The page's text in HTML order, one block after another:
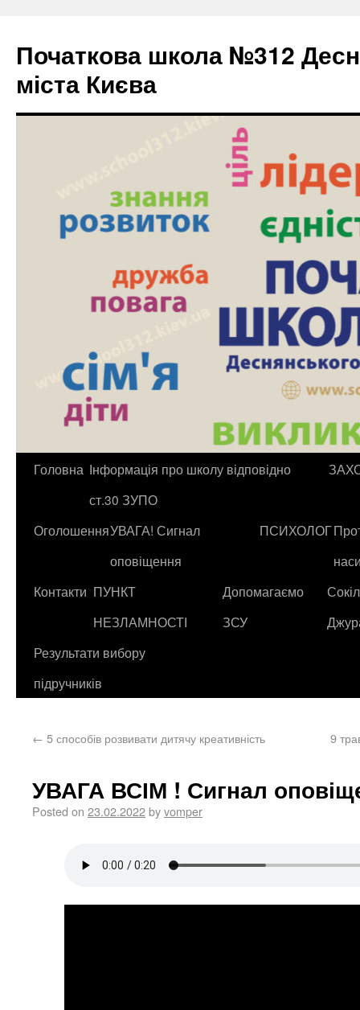
Початкова школа №312
міста Києва
Головна Інформація про школу відповідно
ст.30 ЗУПО
ОголошенняУВАГА! Сигнал
оповіщення
ПСИХОЛОГ
Контакти ПУНКТ
НЕЗЛАМНОСТІ
Допомагаємо
ЗСУ
Сокіл
Результати вибору
підручників
← 5 способів розвивати дитячу креативність 9
УВАГА ВСІМ ! Сигнал
Posted on 23.02.2022byvomper